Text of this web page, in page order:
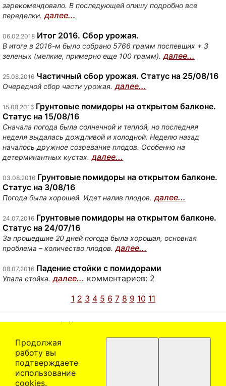
зарекомендовало. В последующей опишу подробно все
переделки. далее...
06.02.2018 Итог 2016. Сбор урожая.
В итоге в 2016-м было собрано 5766 грамм поспевших + 3
зеленых (мелкие, примерно еще 100 грамм). далее...
25.08.2016 Частичный сбор урожая. Статус на 25/08/16
Очередной сбор части урожая. далее...
15.08.2016 Грунтовые помидоры на открытом балконе.
Статус на 15/08/16
Сначала погода была солнечной и теплой, но последняя
неделя выдалась дождливой и холодной. Неделю назад
началось дружное созревание плодов. Особенно на
детерминантных кустах. далее...
03.08.2016 Грунтовые помидоры на открытом балконе.
Статус на 3/08/16
Погода была хорошей. Идет налив плодов. далее...
24.07.2016 Грунтовые помидоры на открытом балконе.
Статус на 24/07/16
За прошедшие 20 дней погода была хорошая, основная
проблема – количество плодов. далее...
08.07.2016 Падение стойки с помидорами
Упала стойка. далее... комментариев: 2
1 2 3 4 5 6 7 8 9 10 11
(C)1999-2025 Артем Кучин
artem@artem.ru
Политика в отношении обработки персональных
При использовании материалов ссылка на сайта
Продолжая
работу вы
подтверждаете
использование
сооkiеѕ.